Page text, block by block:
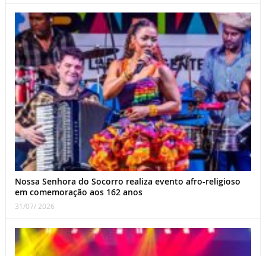
Nossa Senhora do Socorro realiza evento afro-religioso
em comemoração aos 162 anos
31/07/ 2026